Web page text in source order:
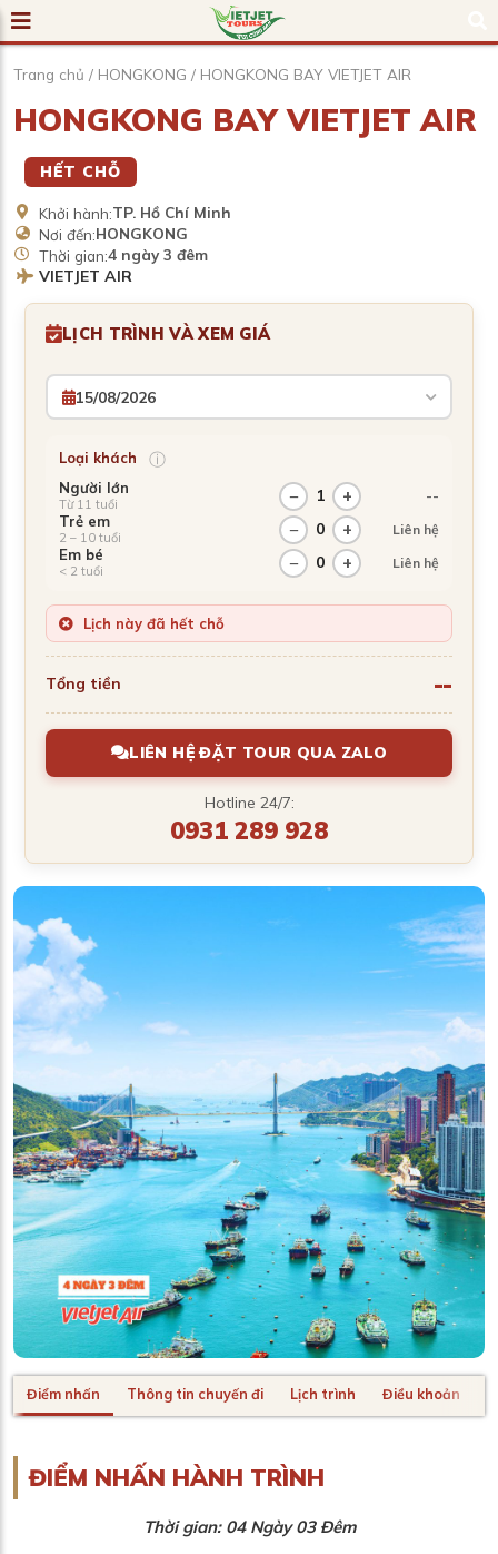
Trang chủ / HONGKONG / HONGKONG BAY VIETJET AIR
HONGKONG BAY VIETJET AIR
HẾT CHỖ
Khởi hành:TP. Hồ Chí Minh
Nơi đến:HONGKONG
Thời gian:4 ngày 3 đêm
VIETJET AIR
LỊCH TRÌNH VÀ XEM GIÁ
15/08/2026
Loại khách ⓘ
Người lớn
Từ 11 tuổi − 1 + --
Trẻ em
2 – 10 tuổi − 0 + Liên hệ
Em bé
< 2 tuổi − 0 + Liên hệ
Lịch này đã hết chỗ
Tổng tiền --
LIÊN HỆ ĐẶT TOUR QUA ZALO
Hotline 24/7:
0931 289 928
Điểm nhấn Thông tin chuyến đi Lịch trình Điều khoản
ĐIỂM NHẤN HÀNH TRÌNH
Thời gian: 04 Ngày 03 Đêm